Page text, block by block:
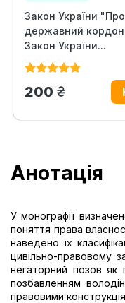
Закон України "Про
державний кордон
Закон України...
200 грн.
Анотація
У монографії
поняття права
наведено їх
цивільно-правовому
негаторний позов як
позбавленням
правовими